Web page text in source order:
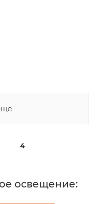
4
освещение: